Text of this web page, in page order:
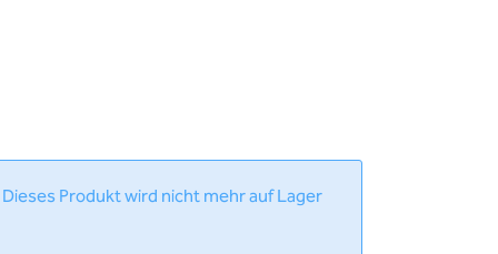
Produkt wird nicht mehr auf Lager